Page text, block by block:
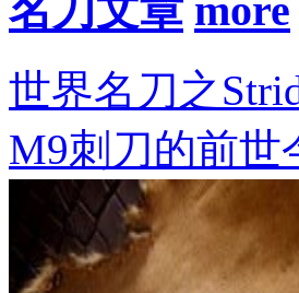
名刀文章
世界名刀之
M9刺刀的前世